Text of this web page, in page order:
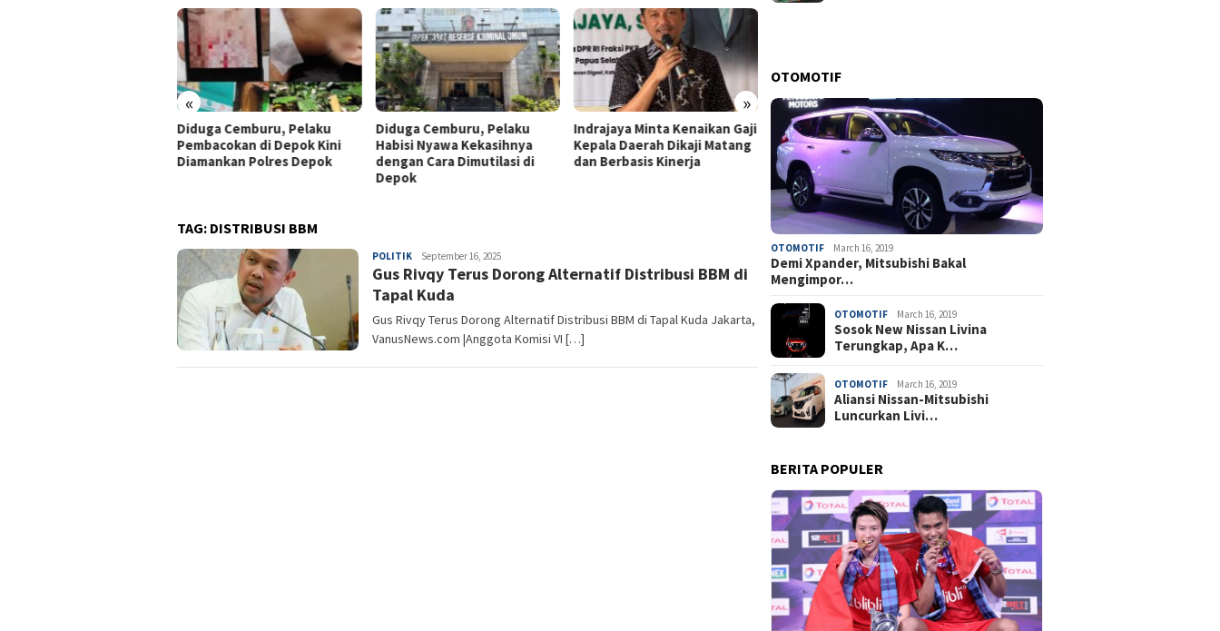
« »
Diduga Cemburu, Pelaku
Pembacokan di Depok Kini
Diamankan Polres Depok
Diduga Cemburu, Pelaku
Habisi Nyawa Kekasihnya
dengan Cara Dimutilasi di
Depok
Indrajaya Minta Kenaikan Gaji
Kepala Daerah Dikaji Matang
dan Berbasis Kinerja
Laka Kapal Terus Berulang,
DPR: Indikator Rapuhnya
Keselamatan Pelayaran
Nasional
TAG: DISTRIBUSI BBM
POLITIK Ronald
Siahaan
September 16, 2025
Gus Rivqy Terus Dorong Alternatif Distribusi BBM di
Tapal Kuda
Gus Rivqy Terus Dorong Alternatif Distribusi BBM di Tapal Kuda Jakarta,
VanusNews.com |Anggota Komisi VI […]
OTOMOTIF
OTOMOTIF March 16, 2019
Demi Xpander, Mitsubishi Bakal
Mengimpor…
OTOMOTIF March 16, 2019
Sosok New Nissan Livina
Terungkap, Apa K…
OTOMOTIF March 16, 2019
Aliansi Nissan-Mitsubishi
Luncurkan Livi…
BERITA POPULER